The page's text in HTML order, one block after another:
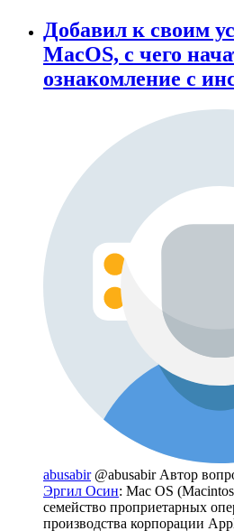
Добавил к своим
MacOS, с чего
ознакомление с
abusabir @abusabir Автор
Эргил Осин: Mac OS
семейство проприетарных
производства корпорации